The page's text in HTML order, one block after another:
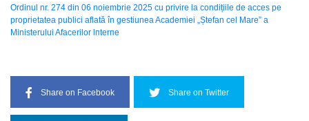
Ordinul nr. 274 din 06 noiembrie 2025 cu privire la condițiile de acces ре
proprietatea publici аflаtă în gestiunea Academiei „Ștefan cel Маrе” а
Ministerului Afacerilor lпtеrпе
Share on Facebook Share on Twitter